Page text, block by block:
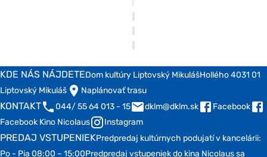
KDE NÁS NÁJDETEDom kultúry Liptovský MikulášHollého 4031 01
Liptovský Mikuláš
Naplánovať trasu
KONTAKT 044/ 55 64 013 - 15 dklm@dklm.sk
Facebook
Facebook Kino Nicolaus
Instagram
PREDAJ VSTUPENIEKPredpredaj kultúrnych podujatí v kancelárii:
Po - Pia 08:00 – 15:00Predpredaj vstupeniek do kina Nicolaus sa